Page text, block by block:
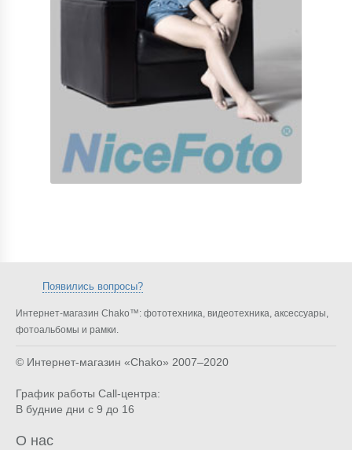
Появились вопросы?
Интернет-магазин Chako™: фототехника, видеотехника, аксессуары,
фотоальбомы и рамки.
© Интернет-магазин «Chako» 2007–2020
График работы Call-центра:
В будние дни с 9 до 16
О нас